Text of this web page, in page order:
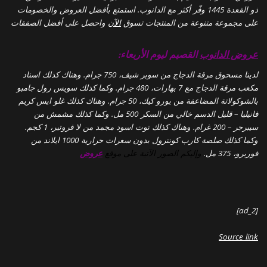
ذو القعدة 1445 وفّر أكثر مع الدانوب. استمتع بأفضل العروض والخصومات
على مجموعة متنوعة من المنتجات تسوقالآن واحصل على أفضل الصفقات
عروض الدانوبالقصيم ليوم الأربعاء:
لدينا مسحوق مرقة الدجاج من سوبر شيف، 750 جرام. وهناك كذلك اسناد
مكعب مرقة الدجاج مع 7 بهارات، 480 جرام. وكما كذلك سويس رول جامبو
بالشوكولاتة المضاعفة من يورو كيك، 50 جرام. وهناك كذلك غلو ايس كريم
فانيليا – قليل الدسم خالي من السكر 500 مل. وكما كذلك مشمش من
سيبرجر – 200 غرام. وهناك كذلك توت اسود مجمد من لا فروتير، 1 كجم.
وكما كذلك صلصة كارب كونترول بدون سعرات حرارية 1000 ايلاند من
فوربرو، 375 مل.
وإليكم الصور الآتية على موقع عروض
[ad_2]
Source link